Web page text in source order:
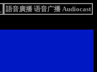
語音廣播 语音广播 Audiocast